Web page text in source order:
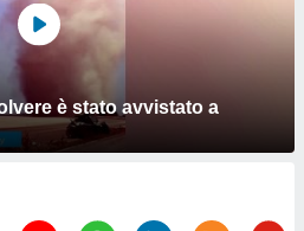
è stato avvistato a